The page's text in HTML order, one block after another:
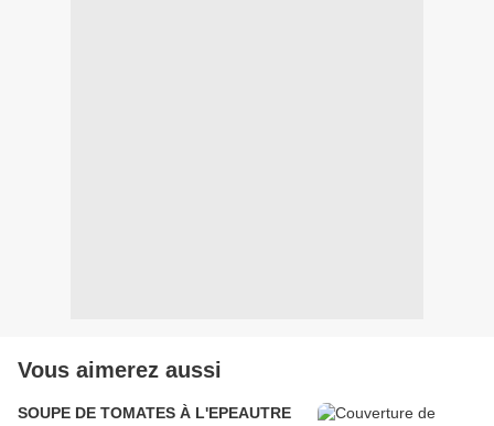
Vous aimerez aussi
SOUPE DE TOMATES À L'EPEAUTRE